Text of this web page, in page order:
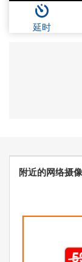
延时
附近的网络摄